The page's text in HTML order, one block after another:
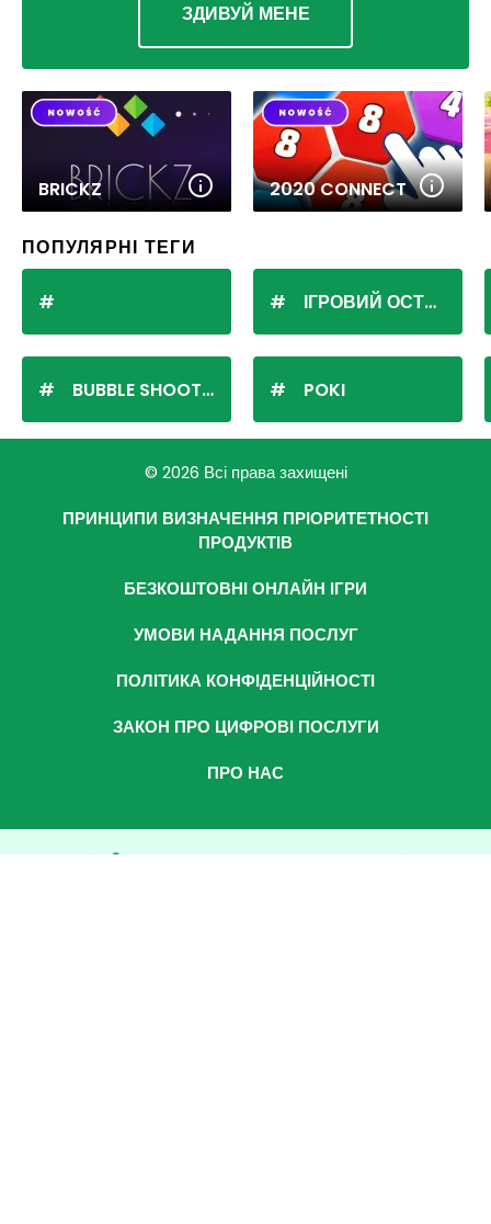
ЗДИВУЙ МЕНЕ
BRICKZ 2020 CONNECT
ПОПУЛЯРНІ ТЕГИ
BUBBLE SHOOTER
ІГРОВИЙ ОСТРІВ
POKI
© 2026 Всі права захищені
ПРИНЦИПИ ВИЗНАЧЕННЯ ПРІОРИТЕТНОСТІ
ПРОДУКТІВ
БЕЗКОШТОВНІ ОНЛАЙН ІГРИ
УМОВИ НАДАННЯ ПОСЛУГ
ПОЛІТИКА КОНФІДЕНЦІЙНОСТІ
ЗАКОН ПРО ЦИФРОВІ ПОСЛУГИ
ПРО НАС